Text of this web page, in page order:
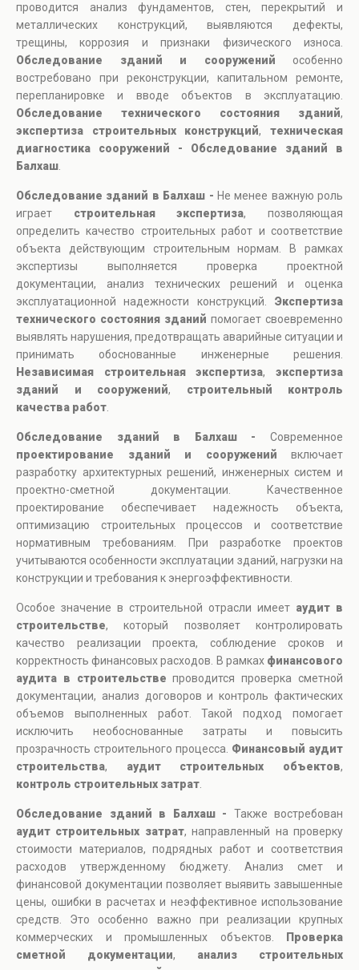
проводится анализ фундаментов, стен, перекрытий и
металлических конструкций, выявляются дефекты,
трещины, коррозия и признаки физического износа.
Обследование зданий и сооружений особенно
востребовано при реконструкции, капитальном ремонте,
перепланировке и вводе объектов в эксплуатацию.
Обследование технического состояния зданий,
экспертиза строительных конструкций,техническая
диагностика сооружений - Обследование зданий в
Балхаш
Обследование зданий в Балхаш - Не менее важную роль
играет строительная экспертиза, позволяющая
определить качество строительных работ и соответствие
объекта действующим строительным нормам. В рамках
экспертизы выполняется проверка проектной
документации, анализ технических решений и оценка
эксплуатационной надежности конструкций. Экспертиза
технического состояния зданий помогает своевременно
выявлять нарушения, предотвращать аварийные ситуации и
принимать обоснованные инженерные решения.
Независимая строительная экспертиза,экспертиза
зданий и сооружений, строительный контроль
качества работ
Обследование зданий в Балхаш - Современное
проектирование зданий и сооружений включает
разработку архитектурных решений, инженерных систем и
проектно-сметной документации. Качественное
проектирование обеспечивает надежность объекта,
оптимизацию строительных процессов и соответствие
нормативным требованиям. При разработке проектов
учитываются особенности эксплуатации зданий, нагрузки на
конструкции и требования к энергоэффективности.
Особое значение в строительной отрасли имеет аудит в
строительстве, который позволяет контролировать
качество реализации проекта, соблюдение сроков и
корректность финансовых расходов. В рамках финансового
аудита в строительстве проводится проверка сметной
документации, анализ договоров и контроль фактических
объемов выполненных работ. Такой подход помогает
исключить необоснованные затраты и повысить
прозрачность строительного процесса. Финансовый аудит
строительства, аудит строительных объектов,
контроль строительных затрат
Обследование зданий в Балхаш - Также востребован
аудит строительных затрат, направленный на проверку
стоимости материалов, подрядных работ и соответствия
расходов утвержденному бюджету. Анализ смет и
финансовой документации позволяет выявить завышенные
цены, ошибки в расчетах и неэффективное использование
средств. Это особенно важно при реализации крупных
коммерческих и промышленных объектов.
Проверка
сметной документации, анализ строительных